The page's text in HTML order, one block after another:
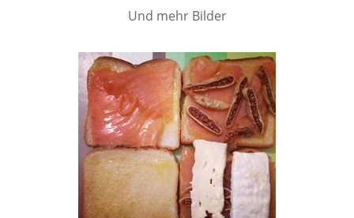
Und mehr Bilder